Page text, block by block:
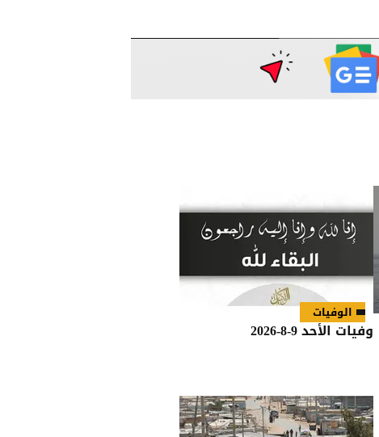
الوفيات
وفيات الأحد 9-8-2026